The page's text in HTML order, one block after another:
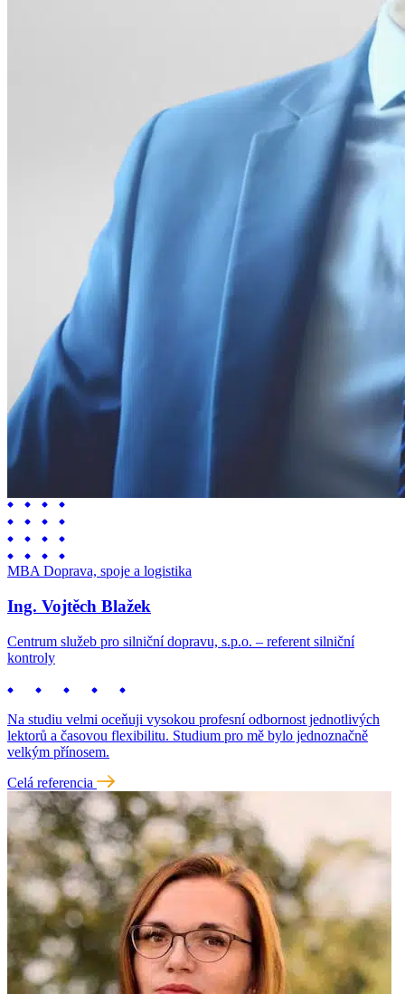
MBA Doprava, spoje a logistika
Ing. Vojtěch Blažek
Centrum služeb pro silniční dopravu, s.p.o. – referent silniční
kontroly
Na studiu velmi oceňuji vysokou profesní odbornost jednotlivých
lektorů a časovou flexibilitu. Studium pro mě bylo jednoznačně
velkým přínosem.
Celá referencia